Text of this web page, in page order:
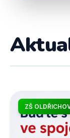
ZŠ